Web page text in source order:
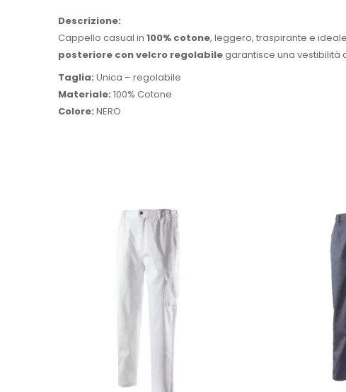
Descrizione:
Cappello casual in 100% cotone, leggero, traspirante e
posteriore con velcro regolabilegarantisce una vestibilità
Taglia: Unica – regolabile
Materiale: 100% Cotone
Colore: NERO